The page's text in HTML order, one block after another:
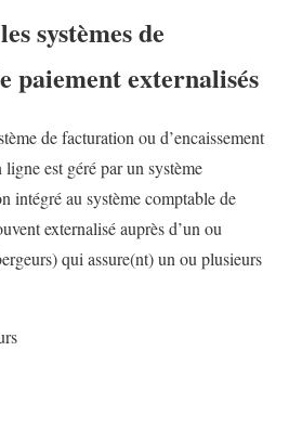
systèmes de
paiement externalisés
de facturation ou d’encaissement
ligne est géré par un système
intégré au système comptable de
externalisé auprès d’un ou
qui assure(nt) un ou plusieurs